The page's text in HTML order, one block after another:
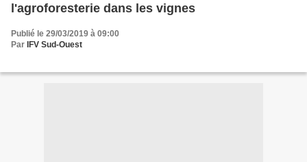
l'agroforesterie dans les vignes
Publié le 29/03/2019 à 09:00
Par IFV Sud-Ouest